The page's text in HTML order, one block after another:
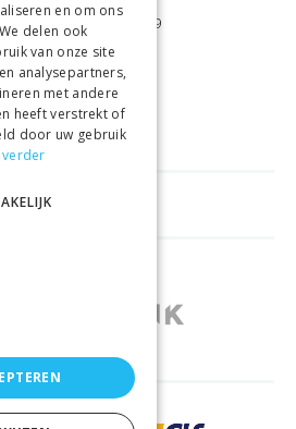
VANAF €99
RETOURNEREN
PRIJSGARANTIE
en om ons
delen ook
van onze site
analysepartners,
met andere
heeft verstrekt of
door uw gebruik
verder